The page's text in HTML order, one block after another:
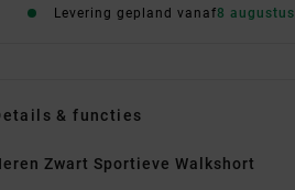
Levering gepland vanaf8 augustus
& functies
Zwart Sportieve Walkshort